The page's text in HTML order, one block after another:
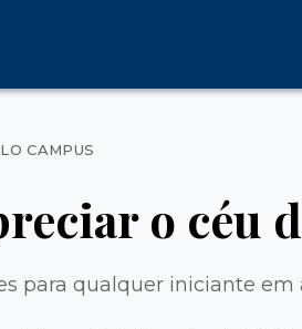
Categorias
CAMPUS
o céu
para qualquer iniciante em